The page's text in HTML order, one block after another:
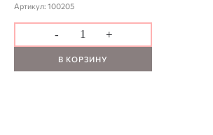
Артикул: 100205
- +
В КОРЗИНУ